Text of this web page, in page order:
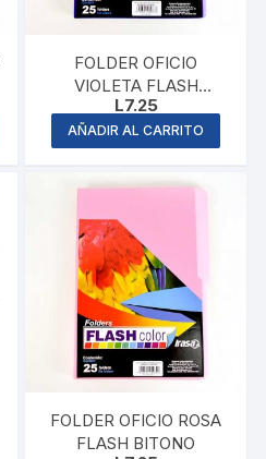
FOLDER OFICIO
VIOLETA FLASH
BITONO
L7.25
AÑADIR AL CARRITO
FOLDER OFICIO ROSA
FLASH BITONO